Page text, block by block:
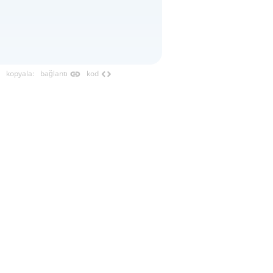
kopyala: bağlantı link kod code